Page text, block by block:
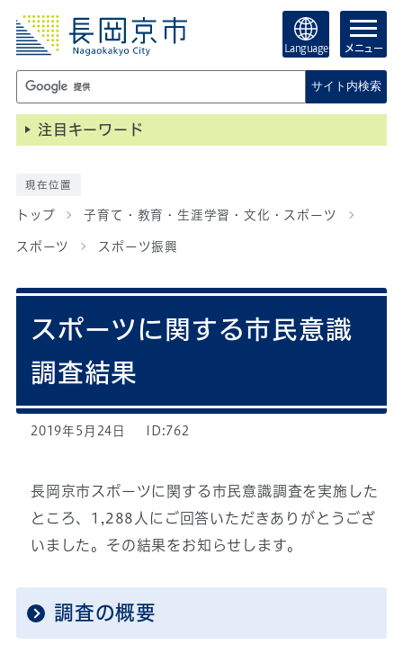
Language メニュー
サイト内検索
注目キーワード
現在位置
トップ 子育て・教育・生涯学習・文化・スポーツ
スポーツ スポーツ振興
スポーツに関する市民意識
調査結果
2019年5月24日 ID:762
長岡京市スポーツに関する市民意識調査を実施した
ところ、1,288人にご回答いただきありがとうござ
いました。その結果をお知らせします。
調査の概要